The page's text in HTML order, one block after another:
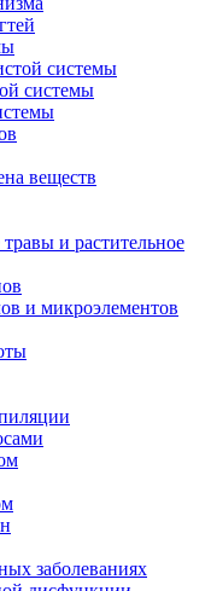
системы
системы
веществ
и растительное
и микроэлементов
заболеваниях